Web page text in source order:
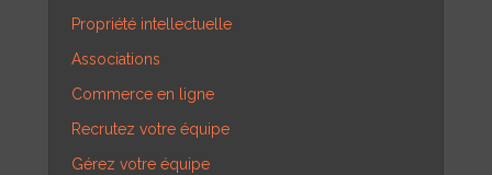
Propriété intellectuelle
Associations
Commerce en ligne
Recrutez votre équipe
Gérez votre équipe